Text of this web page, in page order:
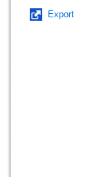
Export